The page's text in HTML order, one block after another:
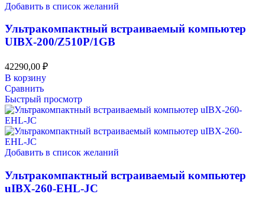
Добавить в список желаний
Ультракомпактный встраиваемый компьютер
UIBX-200/Z510P/1GB
42290,00 ₽
В корзину
Сравнить
Быстрый просмотр
Добавить в список желаний
Ультракомпактный встраиваемый компьютер
uIBX-260-EHL-JC